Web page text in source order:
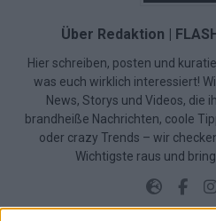
Über Redaktion |
Hier schreiben, posten und
was euch wirklich interessiert!
News, Storys und Videos, die
brandheiße Nachrichten, coole
oder crazy Trends – wir
Wichtigste raus und